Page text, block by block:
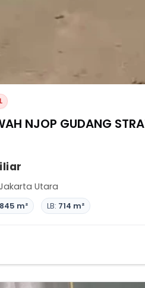
NJOP GUDANG
Utara
845 m² LB: 714 m²